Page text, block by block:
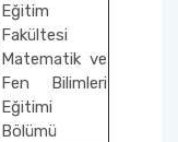
Eğitim
Fakültesi
Matematik ve
Fen Bilimleri
Eğitimi
Bölümü